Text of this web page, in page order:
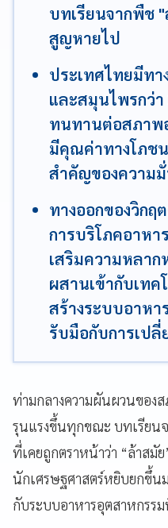
บทเรียนจากพืช
สูญหายไป
ประเทศไทยมีท
และสมุนไพรกว่
ทนทานต่อสภาพ
มีคุณค่าทางโภช
สำคัญของความ
ทางออกของวิก
การบริโภคอาหา
เสริมความหลา
ผสานเข้ากับเทค
สร้างระบบอาห
รับมือกับการเปลี่
ท่ามกลางความผันผวนของ
รุนแรงขึ้นทุกขณะ บทเรียน
ที่เคยถูกตราหน้าว่า “ล้าสมั
นักเศรษฐศาสตร์หยิบยกขึ้น
กับระบบอาหารอุตสาหกรร